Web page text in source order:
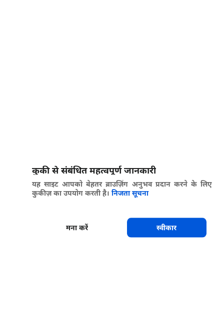
कुकी से संबंधित महत्वपूर्ण जानकारी
यह साइट आपको बेहतर ब्राउज़िंग अनुभव प्रदान करने के लिए
कुकीज़ का उपयोग करती है। निजता सूचना
मना करें स्वीकार